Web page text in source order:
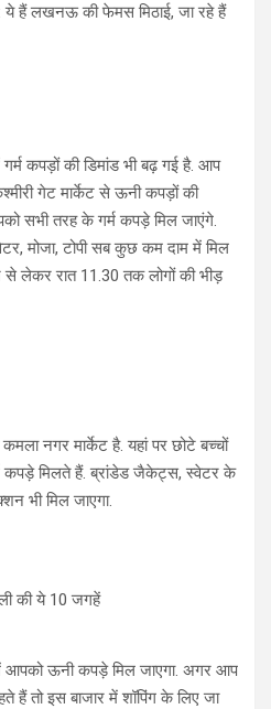
हैं लखनऊ की फेमस मिठाई, जा रहे हैं
कपड़ों की डिमांड भी बढ़ गई है. आप
गेट मार्केट से ऊनी कपड़ों की
सभी तरह के गर्म कपड़े मिल जाएंगे.
मोजा, टोपी सब कुछ कम दाम में मिल
से लेकर रात 11.30 तक लोगों की भीड़
नगर मार्केट है. यहां पर छोटे बच्चों
मिलते हैं. ब्रांडेड जैकेट्स, स्वेटर के
भी मिल जाएगा.
की ये 10 जगहें
में आपको ऊनी कपड़े मिल जाएगा. अगर आप
हैं तो इस बाजार में शॉपिंग के लिए जा